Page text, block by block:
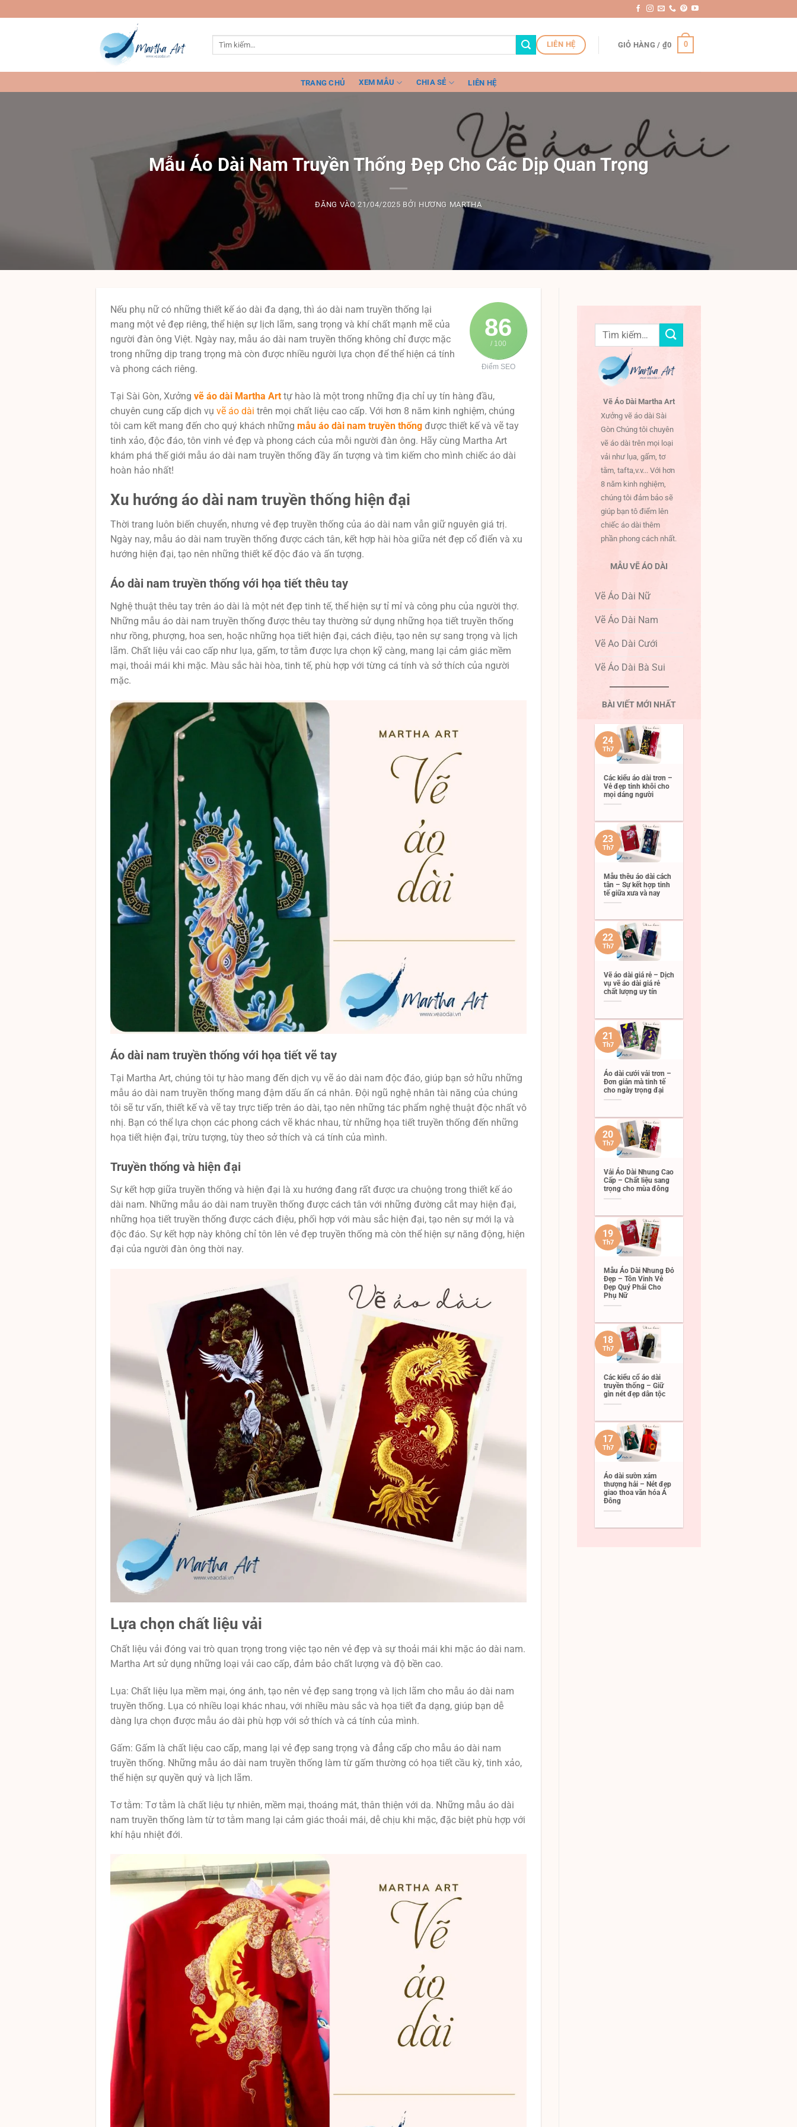
qua
LIÊN HỆ GIỎ HÀNG / ₫0 0
TRANG CHỦ XEM MẪU CHIA SẺ LIÊN HỆ
Mẫu Áo Dài Nam Truyền Thống Đẹp Cho Các Dịp Quan Trọng
ĐĂNG VÀO21/04/2025 BỞI HƯƠNG MARTHA
86
/ 100
Điểm SEO
Nếu phụ nữ có những thiết kế áo dài đa dạng, thì áo dài nam truyền thống lại
mang một vẻ đẹp riêng, thể hiện sự lịch lãm, sang trọng và khí chất mạnh mẽ của
người đàn ông Việt. Ngày nay, mẫu áo dài nam truyền thống không chỉ được mặc
trong những dịp trang trọng mà còn được nhiều người lựa chọn để thể hiện cá tính
và phong cách riêng.
Tại Sài Gòn, Xưởng vẽ áo dài Martha Art tự hào là một trong những địa chỉ uy tín hàng đầu,
chuyên cung cấp dịch vụ vẽ áo dài trên mọi chất liệu cao cấp. Với hơn 8 năm kinh nghiệm, chúng
tôi cam kết mang đến cho quý khách những mẫu áo dài nam truyền thống được thiết kế và vẽ tay
tinh xảo, độc đáo, tôn vinh vẻ đẹp và phong cách của mỗi người đàn ông. Hãy cùng Martha Art
khám phá thế giới mẫu áo dài nam truyền thống đầy ấn tượng và tìm kiếm cho mình chiếc áo dài
hoàn hảo nhất!
Xu hướng áo dài nam truyền thống hiện đại
Thời trang luôn biến chuyển, nhưng vẻ đẹp truyền thống của áo dài nam vẫn giữ nguyên giá trị.
Ngày nay, mẫu áo dài nam truyền thống được cách tân, kết hợp hài hòa giữa nét đẹp cổ điển và xu
hướng hiện đại, tạo nên những thiết kế độc đáo và ấn tượng.
Áo dài nam truyền thống với họa tiết thêu tay
Nghệ thuật thêu tay trên áo dài là một nét đẹp tinh tế, thể hiện sự tỉ mỉ và công phu của người thợ.
Những mẫu áo dài nam truyền thống được thêu tay thường sử dụng những họa tiết truyền thống
như rồng, phượng, hoa sen, hoặc những họa tiết hiện đại, cách điệu, tạo nên sự sang trọng và lịch
lãm. Chất liệu vải cao cấp như lụa, gấm, tơ tằm được lựa chọn kỹ càng, mang lại cảm giác mềm
mại, thoải mái khi mặc. Màu sắc hài hòa, tinh tế, phù hợp với từng cá tính và sở thích của người
mặc.
Áo dài nam truyền thống với họa tiết vẽ tay
Tại Martha Art, chúng tôi tự hào mang đến dịch vụ vẽ áo dài nam độc đáo, giúp bạn sở hữu những
mẫu áo dài nam truyền thống mang đậm dấu ấn cá nhân. Đội ngũ nghệ nhân tài năng của chúng
tôi sẽ tư vấn, thiết kế và vẽ tay trực tiếp trên áo dài, tạo nên những tác phẩm nghệ thuật độc nhất vô
nhị. Bạn có thể lựa chọn các phong cách vẽ khác nhau, từ những họa tiết truyền thống đến những
họa tiết hiện đại, trừu tượng, tùy theo sở thích và cá tính của mình.
Truyền thống và hiện đại
Sự kết hợp giữa truyền thống và hiện đại là xu hướng đang rất được ưa chuộng trong thiết kế áo
dài nam. Những mẫu áo dài nam truyền thống được cách tân với những đường cắt may hiện đại,
những họa tiết truyền thống được cách điệu, phối hợp với màu sắc hiện đại, tạo nên sự mới lạ và
độc đáo. Sự kết hợp này không chỉ tôn lên vẻ đẹp truyền thống mà còn thể hiện sự năng động, hiện
đại của người đàn ông thời nay.
Lựa chọn chất liệu vải
Chất liệu vải đóng vai trò quan trọng trong việc tạo nên vẻ đẹp và sự thoải mái khi mặc áo dài nam.
Martha Art sử dụng những loại vải cao cấp, đảm bảo chất lượng và độ bền cao.
Lụa: Chất liệu lụa mềm mại, óng ánh, tạo nên vẻ đẹp sang trọng và lịch lãm cho mẫu áo dài nam
truyền thống. Lụa có nhiều loại khác nhau, với nhiều màu sắc và họa tiết đa dạng, giúp bạn dễ
dàng lựa chọn được mẫu áo dài phù hợp với sở thích và cá tính của mình.
Gấm: Gấm là chất liệu cao cấp, mang lại vẻ đẹp sang trọng và đẳng cấp cho mẫu áo dài nam
truyền thống. Những mẫu áo dài nam truyền thống làm từ gấm thường có họa tiết cầu kỳ, tinh xảo,
thể hiện sự quyền quý và lịch lãm.
Tơ tằm: Tơ tằm là chất liệu tự nhiên, mềm mại, thoáng mát, thân thiện với da. Những mẫu áo dài
nam truyền thống làm từ tơ tằm mang lại cảm giác thoải mái, dễ chịu khi mặc, đặc biệt phù hợp với
khí hậu nhiệt đới.
Tìm
Vẽ Áo Dài Martha Art
Xưởng vẽ áo dài Sài
Gòn Chúng tôi chuyên
vẽ áo dài trên mọi loại
vải như lụa, gấm, tơ
tằm, tafta,v.v... Với hơn
8 năm kinh nghiệm,
chúng tôi đảm bảo sẽ
giúp bạn tô điểm lên
chiếc áo dài thêm
phần phong cách nhất.
MẪU VẼ ÁO DÀI
Vẽ Áo Dài Nữ
Vẽ Áo Dài Nam
Vẽ Ao Dài Cưới
Vẽ Áo Dài Bà Sui
BÀI VIẾT MỚI NHẤT
Các kiểu áo dài trơn –
Vẻ đẹp tinh khôi cho
mọi dáng người
24
Th7
Mẫu thêu áo dài cách
tân – Sự kết hợp tinh
tế giữa xưa và nay
23
Th7
Vẽ áo dài giá rẻ – Dịch
vụ vẽ áo dài giá rẻ
chất lượng uy tín
22
Th7
Áo dài cưới vải trơn –
Đơn giản mà tinh tế
cho ngày trọng đại
21
Th7
Vải Áo Dài Nhung Cao
Cấp – Chất liệu sang
trọng cho mùa đông
20
Th7
Mẫu Áo Dài Nhung Đỏ
Đẹp – Tôn Vinh Vẻ
Đẹp Quý Phái Cho
Phụ Nữ
19
Th7
Các kiểu cổ áo dài
truyền thống – Giữ
gìn nét đẹp dân tộc
18
Th7
Áo dài sườn xám
thượng hải – Nét đẹp
giao thoa văn hóa Á
Đông
17
Th7